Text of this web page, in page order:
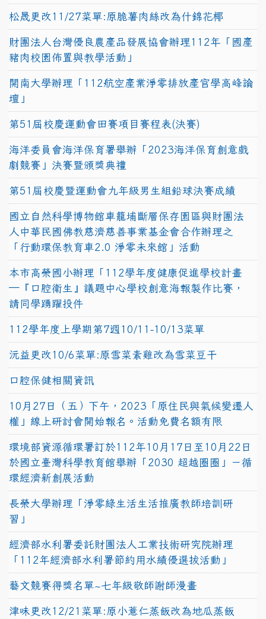
松晟更改11/27菜單:原脆薯肉絲改為什錦花椰
財團法人台灣優良農產品發展協會辦理112年「國產
豬肉校園佈置與教學活動」
開南大學辦理「112航空產業淨零排放產官學高峰論
壇」
第51屆校慶運動會田賽項目賽程表(決賽)
海洋委員會海洋保育署舉辦「2023海洋保育創意戲
劇競賽」決賽暨頒獎典禮
第51屆校慶暨運動會九年級男生組鉛球決賽成績
國立自然科學博物館車籠埔斷層保存園區與財團法
人中華民國佛教慈濟慈善事業基金會合作辦理之
「行動環保教育車2.0 淨零未來館」活動
本市高榮國小辦理「112學年度健康促進學校計畫
─『口腔衛生』議題中心學校創意海報製作比賽，
請同學踴躍投件
112學年度上學期第7週10/11-10/13菜單
沅益更改10/6菜單:原雪菜素雞改為雪菜豆干
口腔保健相關資訊
10月27日（五）下午，2023「原住民與氣候變遷人
權」線上研討會開始報名。活動免費名額有限
環境部資源循環署訂於112年10月17日至10月22日
於國立臺灣科學教育館舉辦「2030 超越圈圈」－循
環經濟新創展活動
長榮大學辦理「淨零綠生活生活推廣教師培訓研
習」
經濟部水利署委託財團法人工業技術研究院辦理
「112年經濟部水利署節約用水績優選拔活動」
藝文競賽得獎名單~七年級敬師謝師漫畫
津味更改12/21菜單:原小薏仁蒸飯改為地瓜蒸飯